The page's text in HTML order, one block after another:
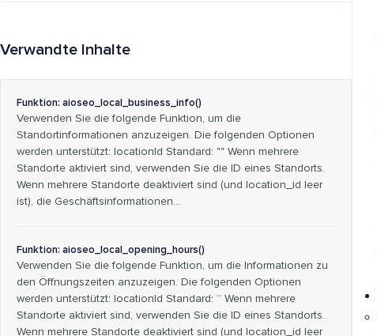
Verwandte Inhalte
Funktion: aioseo_local_business_info()
Verwenden Sie die folgende Funktion, um die
Standortinformationen anzuzeigen. Die folgenden Optionen
werden unterstützt: locationId Standard: "" Wenn mehrere
Standorte aktiviert sind, verwenden Sie die ID eines Standorts.
Wenn mehrere Standorte deaktiviert sind (und location_id leer
ist), die Geschäftsinformationen...
Funktion: aioseo_local_opening_hours()
Verwenden Sie die folgende Funktion, um die Informationen zu
den Öffnungszeiten anzuzeigen. Die folgenden Optionen
werden unterstützt: locationId Standard: ” Wenn mehrere
Standorte aktiviert sind, verwenden Sie die ID eines Standorts.
Wenn mehrere Standorte deaktiviert sind (und location_id leer